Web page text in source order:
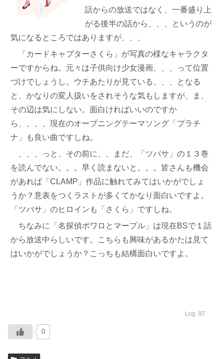
話からの放送ではなく、一番盛り上
がる後半の話から、、、というのが
気になるところではありますが、、、
「カードキャプターさくら」が写真の様なキャラクタ
ーですからね。元々は子供向け少女漫画、、、って位置
づけでしょうし。ウチあたりが見ている、、、となる
と、かなりの変人扱いをされそうな気もしますが、ま、
その辺は気にしない。面白ければいいのですか
ら、、、、現在のオープニングテーマソング「プラチ
ナ」も良い曲ですしね。
、、、っと、その前に、、まだ、「ツバサ」の１３巻
を読んでない。。。早く読まないと。。。皆さんも機会
があれば「CLAMP」作品に触れてみてはいかがでしょ
うか？意表をつくラストが多くてかなり面白いですよ。
「ツバサ」のヒロインも「さくら」ですしね。
ちなみに「名探偵ポワロとマープル」は現在BSで１話
から放送中らしいです。こちらも興味があるかたは見て
はいかがでしょうか？こっちも結構面白いですよ。
Log. 97
0